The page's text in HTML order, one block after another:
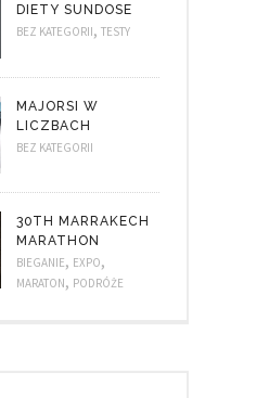
DIETY SUNDOSE
BEZ KATEGORII, TESTY
MAJORSI W
LICZBACH
BEZ KATEGORII
30TH MARRAKECH
MARATHON
BIEGANIE, EXPO,
MARATON, PODRÓŻE